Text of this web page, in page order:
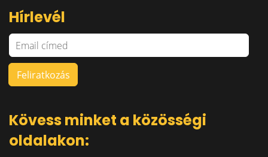
Hírlevél
Kövess minket a közösségi
oldalakon: